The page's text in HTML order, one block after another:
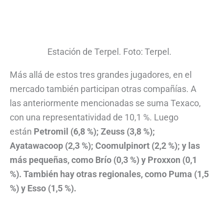
Estación de Terpel. Foto: Terpel.
Más allá de estos tres grandes jugadores, en el
mercado también participan otras compañías. A
las anteriormente mencionadas se suma Texaco,
con una representatividad de 10,1 %. Luego
están Petromil (6,8 %); Zeuss (3,8 %);
Ayatawacoop (2,3 %); Coomulpinort (2,2 %); y las
más pequeñas, como Brío (0,3 %) y Proxxon (0,1
%). También hay otras regionales, como Puma (1,5
%) y Esso (1,5 %).